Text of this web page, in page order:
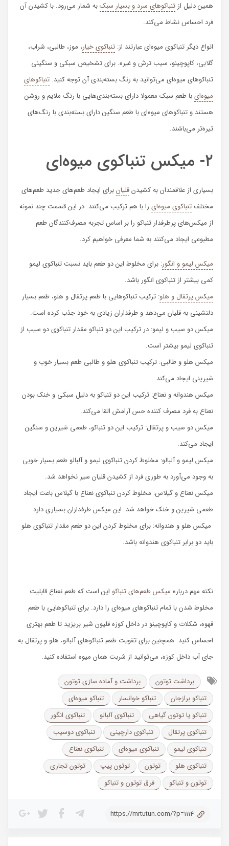
همین دلیل از تنباکوهای سرد و بسیار سبکبه شمار می‌رود. با کشیدن آن
فرد احساس نشاط می‌کند.
انواع دیگر تنباکوی میوه‌ای عبارتند از: تنباکوی خیار، موز، طالبی، شراب،
گلابی، کاپوچینو، سیب ترش و غیره‌‌. برای تشخیص سبکی و سنگینی
تنباکوهای میوه‌ای می‌توانید به رنگ بسته‌‌بندی آن توجه کنید. تنباکوهای
میوه‌ایبا طعم سبک معمولا دارای بسته‌بندی‌هایی با رنگ ملایم و روشن
هستند و تنباکوهای میوه‌ای با طعم سنگین دارای بسته‌بندی با رنگ‌های
تیره‌تر می‌باشند‌.
۲- میکس تنباکوی میوه‌ای
بسیاری از علاقمندان به کشیدنقلیانبرای ایجاد طعم‌های جدید طعم‌های
مختلف تنباکوی میوه‌ای را با هم ترکیب می‌کنند. در این قسمت چند نمونه
از میکس‌های پرطرفدار تنباکو را بر اساس تجربه مصرف‌کنندگان طعم
مطبوعی ایجاد می‌کنند به شما معرفی خواهیم کرد.‌
میکس لیمو و انگور: برای مخلوط این دو طعم باید نسبت تنباکوی لیمو
کمی بیشتر از تنباکوی انگور باشد.
میکس پرتقال و هلو: ترکیب تنباکوهایی با طعم پرتقال و هلو، طعم بسیار
دلنشینی به قلیان می‌دهد و طرفداران زیادی به خود جذب کرده است.
میکس دو سیب و لیمو: در ترکیب این دو تنباکو مقدار تنباکوی دو سیب از
تنباکوی لیمو بیشتر است.
میکس هلو و طالبی: ترکیب تنباکوی هلو و طالبی طعم بسیار خوب و
شیرینی ایجاد می‌کند‌.
میکس هندوانه و نعناع: ترکیب این دو تنباکو به دلیل سبکی و خنک بودن
نعناع به فرد مصرف کننده حس آرامش القا می‌کند.
میکس دو سیب و پرتقال: ترکیب این دو تنباکو، طعمی شیرین و سنگین
ایجاد می‌کند.
میکس لیمو و آلبالو: مخلوط کردن تنباکوی لیمو و آلبالو طعم بسیار خوبی
به وجود می‌آورد به طوری فرد از کشیدن قلیان سیر نخواهد شد.‌
میکس نعناع و گیلاس: مخلوط کردن تنباکوی نعناع با گیلاس باعث ایجاد
طعمی شیرین و خنک خواهد شد.‌ این میکس طرفداران بسیاری دارد.
میکس هلو و هندوانه: برای مخلوط کردن این دو طعم مقدار تنباکوی هلو
باید دو برابر تنباکوی هندوانه باشد.
نکته مهم درباره میکس طعم‌های تنباکو این است که طعم نعناع قابلیت
مخلوط شدن با تمام تنباکوهای میوه‌ای را دارد.‌ برای تنباکوهایی با طعم
قهوه، شکلات و کاپوچینو در داخل کوزه قلیون شیر بریزید تا طعم بهتری
احساس کنید. همچنین برای تقویت طعم تنباکوهای آلبالو، هلو و پرتقال به
جای آب داخل کوزه، می‌توانید از شربت همان میوه استفاده کنید.
برداشت توتون
برداشت و آماده­ سازی توتون
تنباکو برازجان
تنباکو خوانسار
تنباکو میوه‌ای
تنباکو یا توتون گیاهی
تنباکوی آلبالو
تنباکوی انگور
تنباکوی پرتقال
تنباکوی دارچینی
تنباکوی دوسیب
تنباکوی لیمو
تنباکوی میوه‌ای
تنباکوی نعناع
تنباکوی هلو
توتون توتون پیپ
توتون تجاری
توتون و تنباکو
فرق توتون و تنباکو
https://mrtutun.com/?p=1114